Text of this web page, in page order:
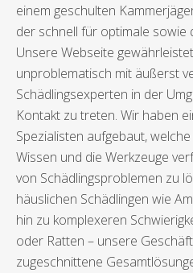
einem geschulten
der schnell für optimale sowie
Unsere Webseite
unproblematisch mit äußerst
Schädlingsexperten in der
Kontakt zu treten. Wir haben
Spezialisten aufgebaut,
Wissen und die Werkzeuge
von Schädlingsproblemen zu
häuslichen Schädlingen wie
hin zu komplexeren
oder Ratten – unsere
zugeschnittene